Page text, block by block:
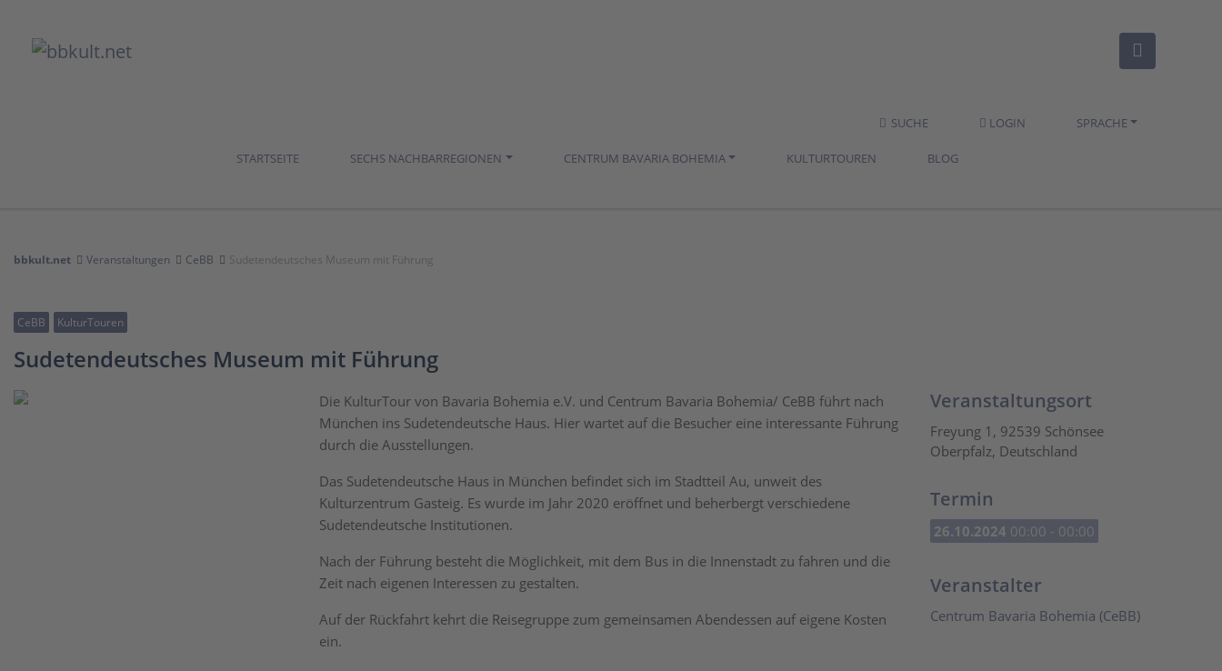
SUCHE LOGIN SPRACHE
STARTSEITE SECHS NACHBARREGIONEN CENTRUM BAVARIA BOHEMIA KULTURTOUREN BLOG
bbkult.net Veranstaltungen CeBB Sudetendeutsches Museum mit Führung
CeBB KulturTouren
Sudetendeutsches Museum mit Führung
Die KulturTour von Bavaria Bohemia e.V. und Centrum Bavaria Bohemia/ CeBB führt nach
München ins Sudetendeutsche Haus. Hier wartet auf die Besucher eine interessante Führung
durch die Ausstellungen.
Das Sudetendeutsche Haus in München befindet sich im Stadtteil Au, unweit des
Kulturzentrum Gasteig. Es wurde im Jahr 2020 eröffnet und beherbergt verschiedene
Sudetendeutsche Institutionen.
Nach der Führung besteht die Möglichkeit, mit dem Bus in die Innenstadt zu fahren und die
Zeit nach eigenen Interessen zu gestalten.
Auf der Rückfahrt kehrt die Reisegruppe zum gemeinsamen Abendessen auf eigene Kosten
ein.
Veranstaltungsort
Freyung 1, 92539 Schönsee
Oberpfalz, Deutschland
Termin
26.10.2024 00:00 - 00:00
Veranstalter
Centrum Bavaria Bohemia (CeBB)